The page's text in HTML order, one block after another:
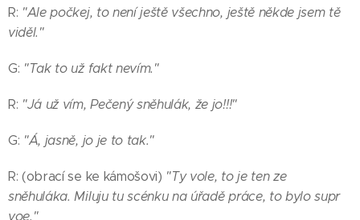
R: "Ale počkej, to není ještě všechno, ještě někde jsem tě
viděl."
G: "Tak to už fakt nevím."
R: "Já už vím, Pečený sněhulák, že jo!!!"
G: "Á, jasně, jo je to tak."
R: (obrací se ke kámošovi) "Ty vole, to je ten ze
sněhuláka. Miluju tu scénku na úřadě práce, to bylo supr
voe."